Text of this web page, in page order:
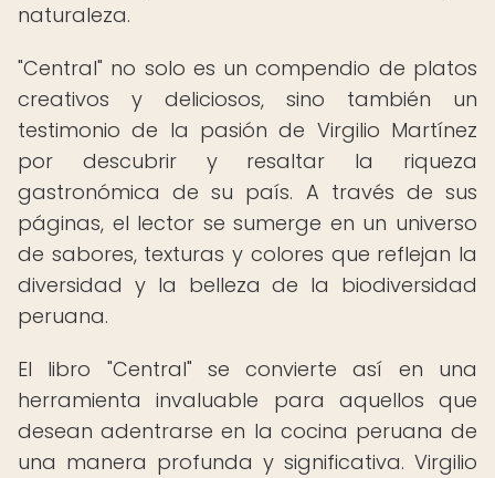
naturaleza.
"Central" no solo es un compendio de platos
creativos y deliciosos, sino también un
testimonio de la pasión de Virgilio Martínez
por descubrir y resaltar la riqueza
gastronómica de su país. A través de sus
páginas, el lector se sumerge en un universo
de sabores, texturas y colores que reflejan la
diversidad y la belleza de la biodiversidad
peruana.
El libro "Central" se convierte así en una
herramienta invaluable para aquellos que
desean adentrarse en la cocina peruana de
una manera profunda y significativa. Virgilio